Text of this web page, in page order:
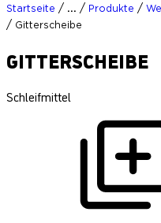
Startseite / ... / Produkte /
/ Gitterscheibe
GITTERSCHEIBE
Schleifmittel